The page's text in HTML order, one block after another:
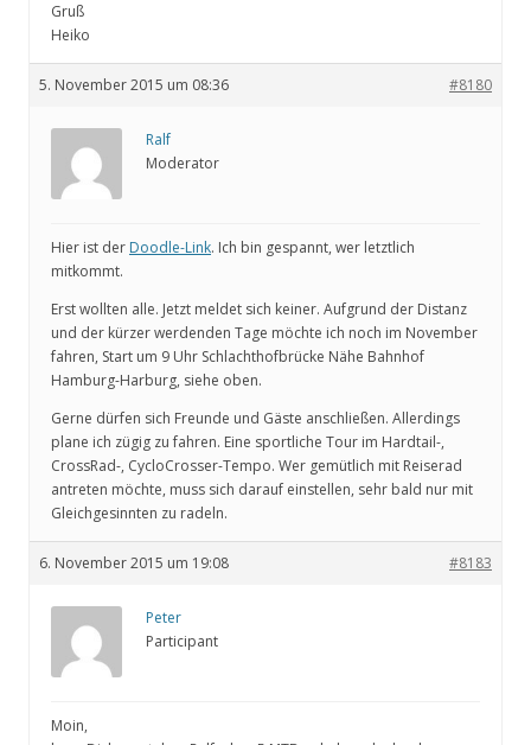
Gruß
Heiko
5. November 2015 um 08:36 #8180
Ralf
Moderator
Hier ist der Doodle-Link. Ich bin gespannt, wer letztlich
mitkommt.
Erst wollten alle. Jetzt meldet sich keiner. Aufgrund der Distanz
und der kürzer werdenden Tage möchte ich noch im November
fahren, Start um 9 Uhr Schlachthofbrücke Nähe Bahnhof
Hamburg-Harburg, siehe oben.
Gerne dürfen sich Freunde und Gäste anschließen. Allerdings
plane ich zügig zu fahren. Eine sportliche Tour im Hardtail-,
CrossRad-, CycloCrosser-Tempo. Wer gemütlich mit Reiserad
antreten möchte, muss sich darauf einstellen, sehr bald nur mit
Gleichgesinnten zu radeln.
6. November 2015 um 19:08 #8183
Peter
Participant
Moin,